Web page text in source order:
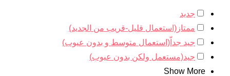
جديد
ممتاز(استعمال قليل-قريب من الجديد)
جيد جداّ(استعمال متوسط و بدون عيوب)
جيد(مستعمل ولكن بدون عيوب)
Show More